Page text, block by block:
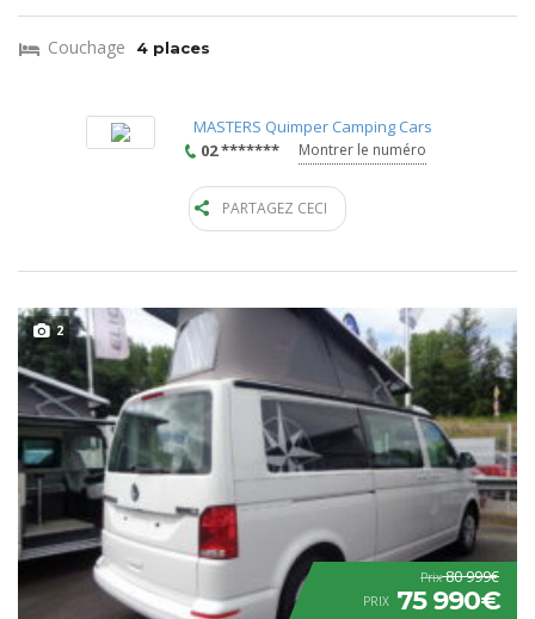
Couchage 4 places
MASTERS Quimper Camping Cars
02 *******
Montrer le numéro
PARTAGEZ CECI
2
Prix80 999€
PRIX 75 990€